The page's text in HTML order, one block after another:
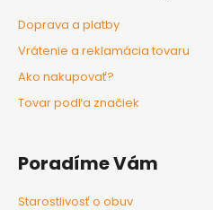
Doprava a platby
Vrátenie a reklamácia tovaru
Ako nakupovať?
Tovar podľa značiek
Poradíme Vám
Starostlivosť o obuv